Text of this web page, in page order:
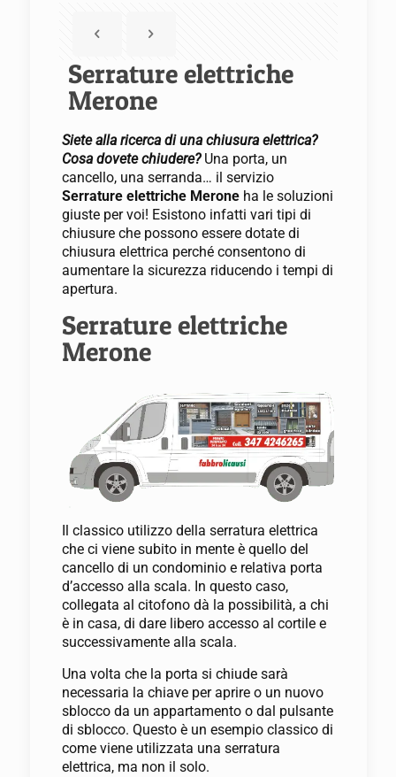
Serrature elettriche
Merone
Siete alla ricerca di una chiusura elettrica?
Cosa dovete chiudere?Una porta, un
cancello, una serranda… il servizio
Serrature elettriche Merone ha le soluzioni
giuste per voi! Esistono infatti vari tipi di
chiusure che possono essere dotate di
chiusura elettrica perché consentono di
aumentare la sicurezza riducendo i tempi di
apertura.
Serrature elettriche
Merone
Il classico utilizzo della serratura elettrica
che ci viene subito in mente è quello del
cancello di un condominio e relativa porta
d’accesso alla scala. In questo caso,
collegata al citofono dà la possibilità, a chi
è in casa, di dare libero accesso al cortile e
successivamente alla scala.
Una volta che la porta si chiude sarà
necessaria la chiave per aprire o un nuovo
sblocco da un appartamento o dal pulsante
di sblocco. Questo è un esempio classico di
come viene utilizzata una serratura
elettrica, ma non il solo.